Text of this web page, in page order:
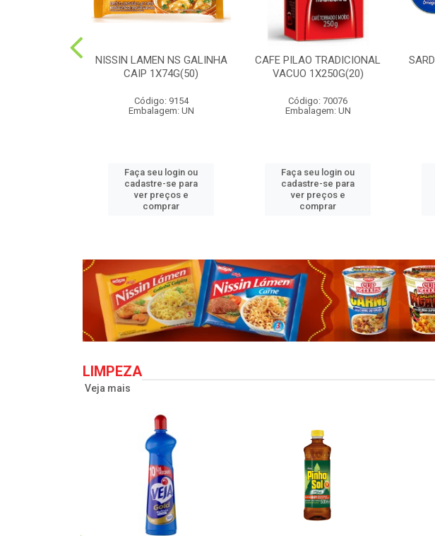
NISSIN LAMEN NS GALINHA
CAIP 1X74G(50)
Código: 9154
Embalagem: UN
Faça seu login ou
cadastre-se para
ver preços e
comprar
CAFE PILAO TRADICIONAL
VACUO 1X250G(20)
Código: 70076
Embalagem: UN
Faça seu login ou
cadastre-se para
ver preços e
comprar
LIMPEZA
Veja mais